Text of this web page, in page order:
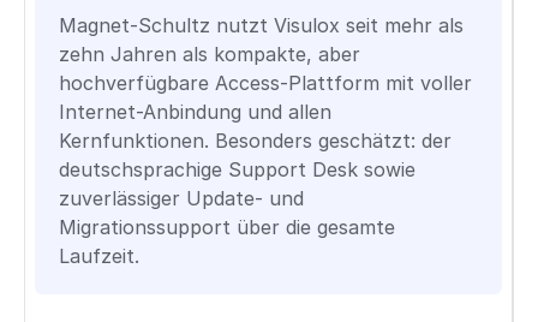
Magnet-Schultz nutzt Visulox seit mehr als
zehn Jahren als kompakte, aber
hochverfügbare Access-Plattform mit voller
Internet-Anbindung und allen
Kernfunktionen. Besonders geschätzt: der
deutschsprachige Support Desk sowie
zuverlässiger Update- und
Migrationssupport über die gesamte
Laufzeit.